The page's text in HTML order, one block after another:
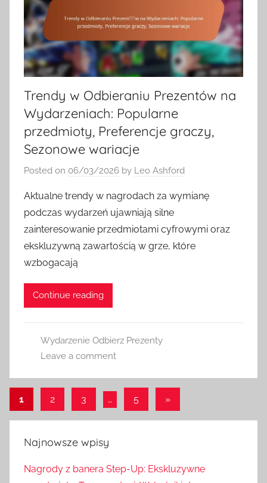
Trendy w Odbieraniu Prezentów na
Wydarzeniach: Popularne
przedmioty, Preferencje graczy,
Sezonowe wariacje
Posted on 06/03/2026 by Leo Ashford
Aktualne trendy w nagrodach za wymianę
podczas wydarzeń ujawniają silne
zainteresowanie przedmiotami cyfrowymi oraz
ekskluzywną zawartością w grze, które
wzbogacają
Continue reading
Wydarzenie Odbierz Prezenty
Leave a comment
Posts
pagination
1 2 3 … 5
Next
»
Najnowsze wpisy
Nagrody z banera Step-Up: Ekskluzywne